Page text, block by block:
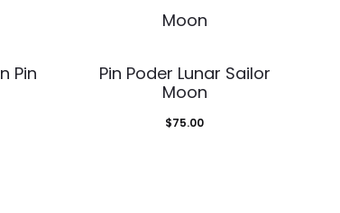
Pin
Pin Poder Lunar Sailor
Moon
$75.00